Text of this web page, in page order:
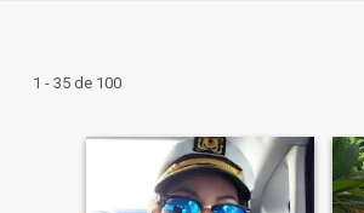
1 - 35 de 100